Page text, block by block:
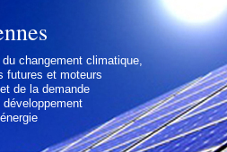
changement climatique,
futures et moteurs
de la demande
se focalisant sur les
et internationaux